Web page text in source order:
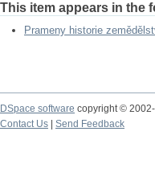
This item appears in the
Prameny historie
DSpace software copyright ©
Contact Us
Send Feedback